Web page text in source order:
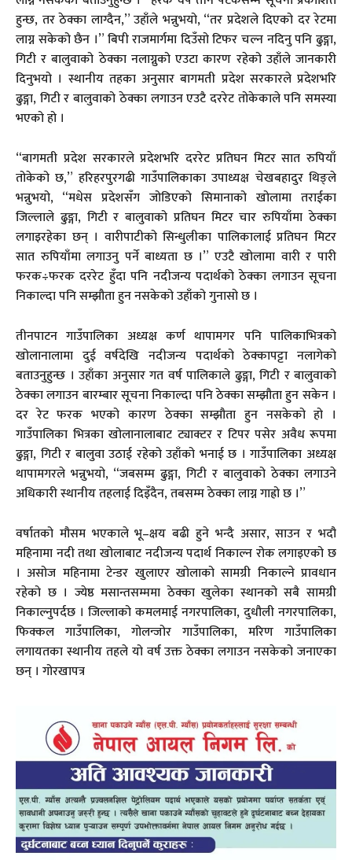
हुन्छ, तर ठेक्का लाग्दैन,” उहाँले भन्नुभयो, “तर प्रदेशले दिएको दर रेटमा
लाग्न सकेको छैन ।” बिपी राजमार्गमा दिउँसो टिफर चल्न नदिनु पनि ढुङ्गा,
गिटी र बालुवाको ठेक्का नलाग्नुको एउटा कारण रहेको उहाँले जानकारी
दिनुभयो । स्थानीय तहका अनुसार बागमती प्रदेश सरकारले प्रदेशभरि
ढुङ्गा, गिटी र बालुवाको ठेक्का लगाउन एउटै दररेट तोकेकाले पनि समस्या
भएको हो ।
“बागमती प्रदेश सरकारले प्रदेशभरि दररेट प्रतिघन मिटर सात रुपियाँ
तोकेको छ,” हरिहरपुरगढी गाउँपालिकाका उपाध्यक्ष चेखबहादुर थिङ्ले
भन्नुभयो, “मधेस प्रदेशसँग जोडिएको सिमानाको खोलामा तराईका
जिल्लाले ढुङ्गा, गिटी र बालुवाको प्रतिघन मिटर चार रुपियाँमा ठेक्का
लगाइरहेका छन् । वारीपाटीको सिन्धुलीका पालिकालाई प्रतिघन मिटर
सात रुपियाँमा लगाउनु पर्ने बाध्यता छ ।” एउटै खोलामा वारी र पारी
फरक÷फरक दररेट हुँदा पनि नदीजन्य पदार्थको ठेक्का लगाउन सूचना
निकाल्दा पनि सम्झौता हुन नसकेको उहाँको गुनासो छ ।
तीनपाटन गाउँपालिका अध्यक्ष कर्ण थापामगर पनि पालिकाभित्रको
खोलानालामा दुई वर्षदेखि नदीजन्य पदार्थको ठेक्कापट्टा नलागेको
बताउनुहुन्छ । उहाँका अनुसार गत वर्ष पालिकाले ढुङ्गा, गिटी र बालुवाको
ठेक्का लगाउन बारम्बार सूचना निकाल्दा पनि ठेक्का सम्झौता हुन सकेन ।
दर रेट फरक भएको कारण ठेक्का सम्झौता हुन नसकेको हो ।
गाउँपालिका भित्रका खोलानालाबाट ट्याक्टर र टिपर पसेर अवैध रूपमा
ढुङ्गा, गिटी र बालुवा उठाई रहेको उहाँको भनाई छ । गाउँपालिका अध्यक्ष
थापामगरले भन्नुभयो, “जबसम्म ढुङ्गा, गिटी र बालुवाको ठेक्का लगाउने
अधिकारी स्थानीय तहलाई दिइँदैन, तबसम्म ठेक्का लाग्न गाह्रो छ ।”
वर्षातको मौसम भएकाले भू–क्षय बढी हुने भन्दै असार, साउन र भदौ
महिनामा नदी तथा खोलाबाट नदीजन्य पदार्थ निकाल्न रोक लगाइएको छ
। असोज महिनामा टेन्डर खुलाएर खोलाको सामग्री निकाल्ने प्रावधान
रहेको छ । ज्येष्ठ मसान्तसम्ममा ठेक्का खुलेका स्थानको सबै सामग्री
निकाल्नुपर्दछ । जिल्लाको कमलमाई नगरपालिका, दुधौली नगरपालिका,
फिक्कल गाउँपालिका, गोलन्जोर गाउँपालिका, मरिण गाउँपालिका
लगायतका स्थानीय तहले यो वर्ष उक्त ठेक्का लगाउन नसकेको जनाएका
छन् । गोरखापत्र